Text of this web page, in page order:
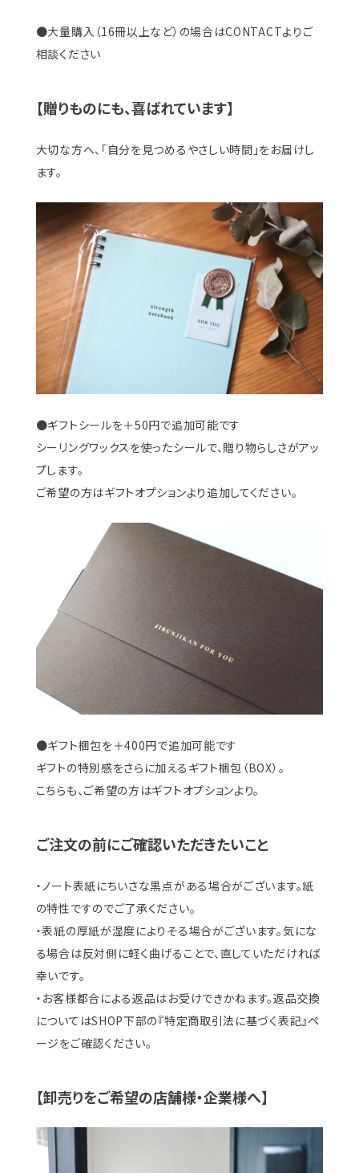
●大量購入（16冊以上など）の場合はCONTACTよりご
相談ください
【贈りものにも、喜ばれています】
大切な方へ、「自分を見つめるやさしい時間」をお届けし
ます。
●ギフトシールを＋50円で追加可能です
シーリングワックスを使ったシールで、贈り物らしさがアッ
プします。
ご希望の方はギフトオプションより追加してください。
●ギフト梱包を＋400円で追加可能です
ギフトの特別感をさらに加えるギフト梱包（BOX）。
こちらも、ご希望の方はギフトオプションより。
ご注文の前にご確認いただきたいこと
・ノート表紙にちいさな黒点がある場合がございます。紙
の特性ですのでご了承ください。
・表紙の厚紙が湿度によりそる場合がございます。気にな
る場合は反対側に軽く曲げることで、直していただければ
幸いです。
・お客様都合による返品はお受けできかねます。返品交換
についてはSHOP下部の『特定商取引法に基づく表記』ペ
ージをご確認ください。
【卸売りをご希望の店舗様・企業様へ】